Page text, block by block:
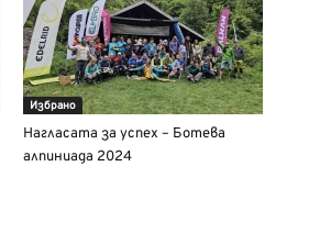
Избрано
Нагласата за успех – Ботева
алпиниада 2024